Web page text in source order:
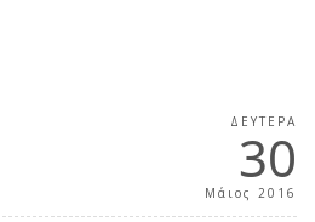
ΔΕΥΤΈΡΑ
30
Μάιος 2016